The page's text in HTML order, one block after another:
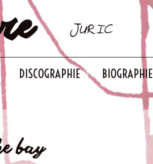
JURIC
DISCOGRAPHIE BIOGRAPHIE
bay